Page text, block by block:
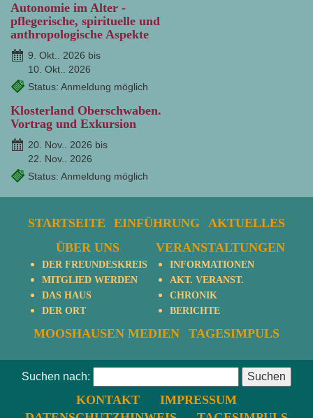
Autonomie im Alter -
pflegerische, spirituelle und
anthropologische Aspekte
9. Okt.. 2026 bis
10. Okt.. 2026
Status: Anmeldung möglich
Klosterland Oberschwaben.
Vortrag und Exkursion
20. Nov.. 2026 bis
22. Nov.. 2026
Status: Anmeldung möglich
STARTSEITE EINFÜHRUNG
AKTUELLES
ÜBER UNS
DER FREUNDESKREIS
MITGLIED WERDEN
DAS HAUS
DER ORT
VERANSTALTUNGEN
INFORMATIONEN
AKT. VERANST.
CHRONIK
BERICHTE
MOOSHAUSEN MEDIEN TAGESIMPULS
Suchen nach:
KONTAKT
IMPRESSUM